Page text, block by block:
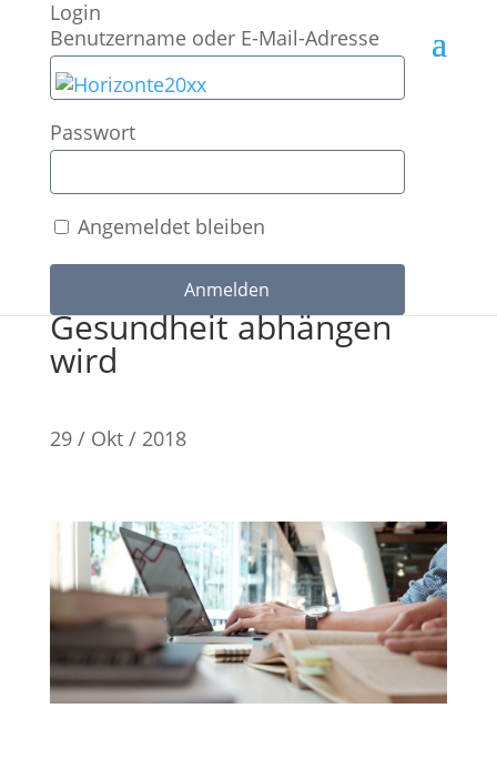
Login
Benutzername oder E-Mail-Adresse
Passwort
Angemeldet bleiben
Die Langen Wellen der
Konjunktur oder Warum
der Wohlstand von
Sozialverhalten und
Gesundheit abhängen
wird
29 / Okt / 2018